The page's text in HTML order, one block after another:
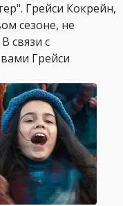
Грейси Кокрейн,
сезоне, не
связи с
Грейси